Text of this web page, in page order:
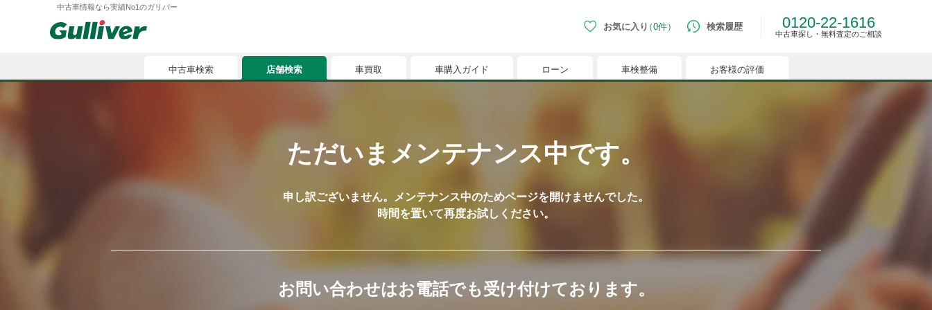
中古車情報なら実績No1のガリバー
お気に入り 0件
中古車検索
お気に入りに登録すると、あなただけのお気に入りのクルマリストでいつでも簡単に比較ができるようになります。
※「お気に入り」の登録を可能にするためにCookie機能を有効にしてください。
検索履歴 0120-22-1616
中古車探し・無料査定のご相談
中古車検索 店舗検索 車買取 車購入ガイド ローン 車検整備 お客様の評価
ただいまメンテナンス中です。
申し訳ございません。メンテナンス中のためページを開けませんでした。
時間を置いて再度お試しください。
お問い合わせはお電話でも受け付けております。